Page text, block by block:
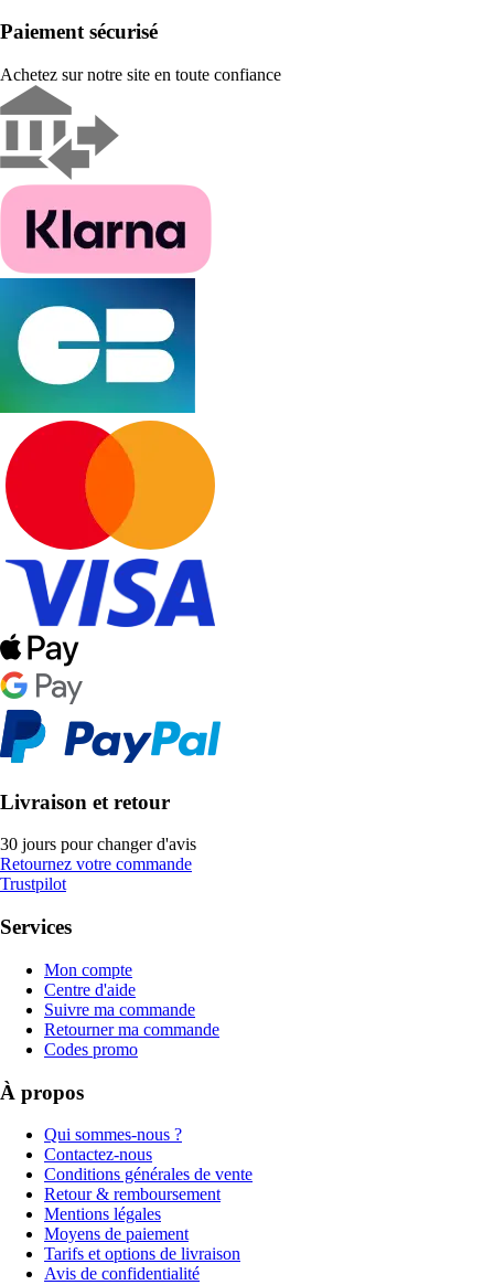
Paiement sécurisé
Achetez sur notre site en toute confiance
Livraison et retour
30 jours pour changer d'avis
Retournez votre commande
Trustpilot
Services
Mon compte
Centre d'aide
Suivre ma commande
Retourner ma commande
Codes promo
À propos
Qui sommes-nous ?
Contactez-nous
Conditions générales de vente
Retour & remboursement
Mentions légales
Moyens de paiement
Tarifs et options de livraison
Avis de confidentialité